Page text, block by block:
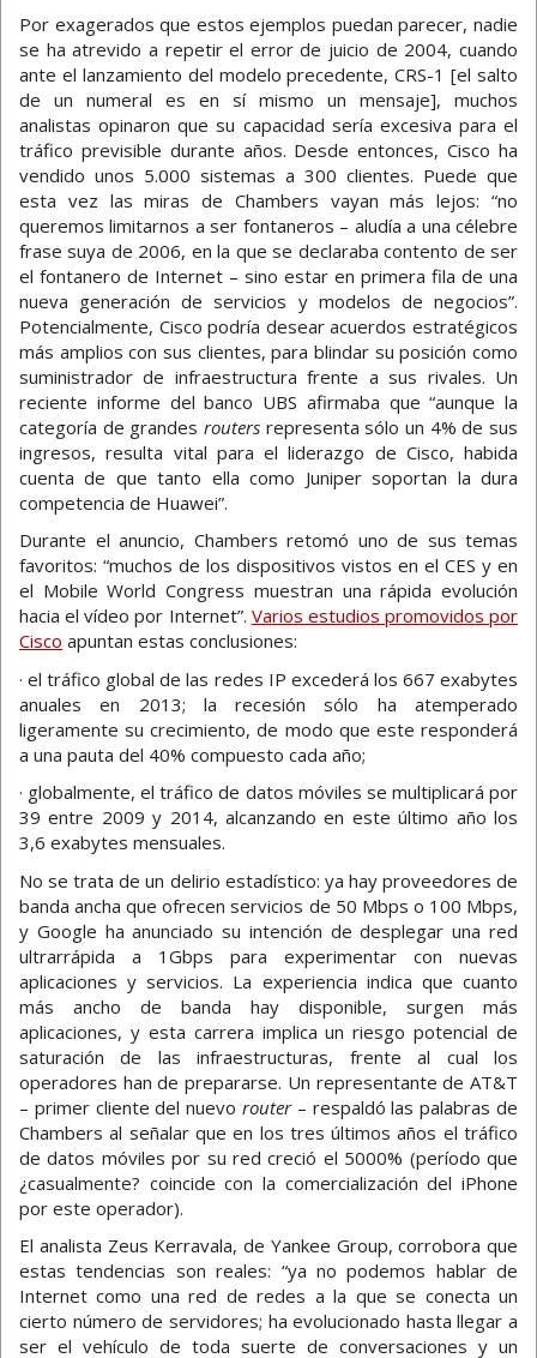
Por exagerados que estos ejemplos puedan parecer, nadie
se ha atrevido a repetir el error de juicio de 2004, cuando
ante el lanzamiento del modelo precedente, CRS-1 [el salto
de un numeral es en sí mismo un mensaje], muchos
analistas opinaron que su capacidad sería excesiva para el
tráfico previsible durante años. Desde entonces, Cisco ha
vendido unos 5.000 sistemas a 300 clientes. Puede que
esta vez las miras de Chambers vayan más lejos: “no
queremos limitarnos a ser fontaneros – aludía a una célebre
frase suya de 2006, en la que se declaraba contento de ser
el fontanero de Internet – sino estar en primera fila de una
nueva generación de servicios y modelos de negocios”.
Potencialmente, Cisco podría desear acuerdos estratégicos
más amplios con sus clientes, para blindar su posición como
suministrador de infraestructura frente a sus rivales. Un
reciente informe del banco UBS afirmaba que “aunque la
categoría de grandes routers representa sólo un 4% de sus
ingresos, resulta vital para el liderazgo de Cisco, habida
cuenta de que tanto ella como Juniper soportan la dura
competencia de Huawei”.
Durante el anuncio, Chambers retomó uno de sus temas
favoritos: “muchos de los dispositivos vistos en el CES y en
el Mobile World Congress muestran una rápida evolución
hacia el vídeo por Internet”. Varios estudios promovidos por
Cisco apuntan estas conclusiones:
· el tráfico global de las redes IP excederá los 667 exabytes
anuales en 2013; la recesión sólo ha atemperado
ligeramente su crecimiento, de modo que este responderá
a una pauta del 40% compuesto cada año;
· globalmente, el tráfico de datos móviles se multiplicará por
39 entre 2009 y 2014, alcanzando en este último año los
3,6 exabytes mensuales.
No se trata de un delirio estadístico: ya hay proveedores de
banda ancha que ofrecen servicios de 50 Mbps o 100 Mbps,
y Google ha anunciado su intención de desplegar una red
ultrarrápida a 1Gbps para experimentar con nuevas
aplicaciones y servicios. La experiencia indica que cuanto
más ancho de banda hay disponible, surgen más
aplicaciones, y esta carrera implica un riesgo potencial de
saturación de las infraestructuras, frente al cual los
operadores han de prepararse. Un representante de AT&T
– primer cliente del nuevo router– respaldó las palabras de
Chambers al señalar que en los tres últimos años el tráfico
de datos móviles por su red creció el 5000% (período que
¿casualmente? coincide con la comercialización del iPhone
por este operador).
El analista Zeus Kerravala, de Yankee Group, corrobora que
estas tendencias son reales: “ya no podemos hablar de
Internet como una red de redes a la que se conecta un
cierto número de servidores; ha evolucionado hasta llegar a
ser el vehículo de toda suerte de conversaciones y un